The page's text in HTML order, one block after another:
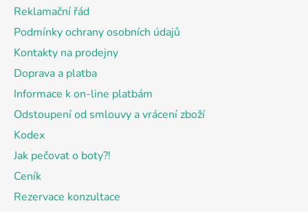
Reklamační řád
Podmínky ochrany osobních údajů
Kontakty na prodejny
Doprava a platba
Informace k on-line platbám
Odstoupení od smlouvy a vrácení zboží
Kodex
Jak pečovat o boty?!
Ceník
Rezervace konzultace